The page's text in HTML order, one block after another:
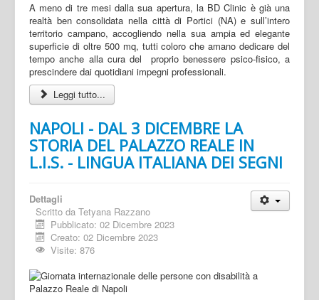
A meno di tre mesi dalla sua apertura, la BD Clinic è già una
realtà ben consolidata nella città di Portici (NA) e sull’intero
territorio campano, accogliendo nella sua ampia ed elegante
superficie di oltre 500 mq, tutti coloro che amano dedicare del
tempo anche alla cura del proprio benessere psico-fisico, a
prescindere dai quotidiani impegni professionali.
Leggi tutto...
NAPOLI - DAL 3 DICEMBRE LA
STORIA DEL PALAZZO REALE IN
L.I.S. - LINGUA ITALIANA DEI SEGNI
Dettagli
Scritto da Tetyana Razzano
Pubblicato: 02 Dicembre 2023
Creato: 02 Dicembre 2023
Visite: 876